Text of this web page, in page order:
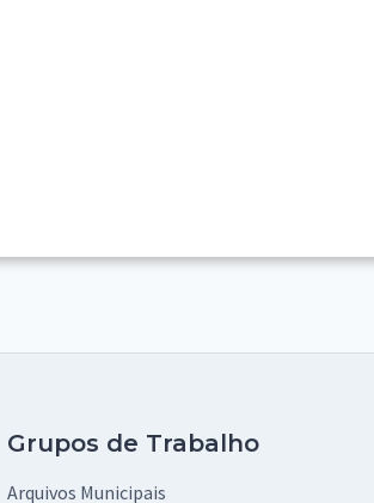
Grupos de Trabalho
Arquivos Municipais